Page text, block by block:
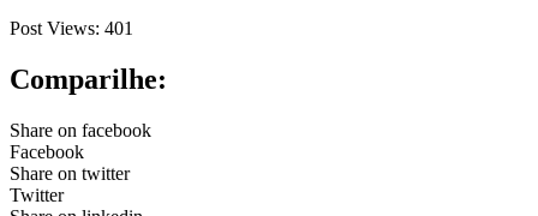
Post Views: 401
Comparilhe:
Share on facebook
Facebook
Share on twitter
Twitter